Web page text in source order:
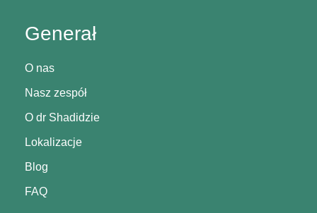
Generał
O nas
Nasz zespół
O dr Shadidzie
Lokalizacje
Blog
FAQ